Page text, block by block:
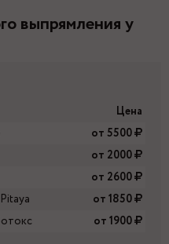
выпрямления у
Цена
от 5500
от 2000
от 2600
от 1850
от 1900